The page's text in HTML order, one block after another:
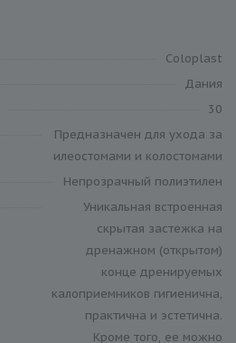
Coloplast
Дания
30
Предназначен для ухода за
илеостомами и колостомами
Непрозрачный полиэтилен
Уникальная встроенная
скрытая застежка на
дренажном (открытом)
конце дренируемых
калоприемников гигиенична,
практична и эстетична.
Кроме того, ее можно